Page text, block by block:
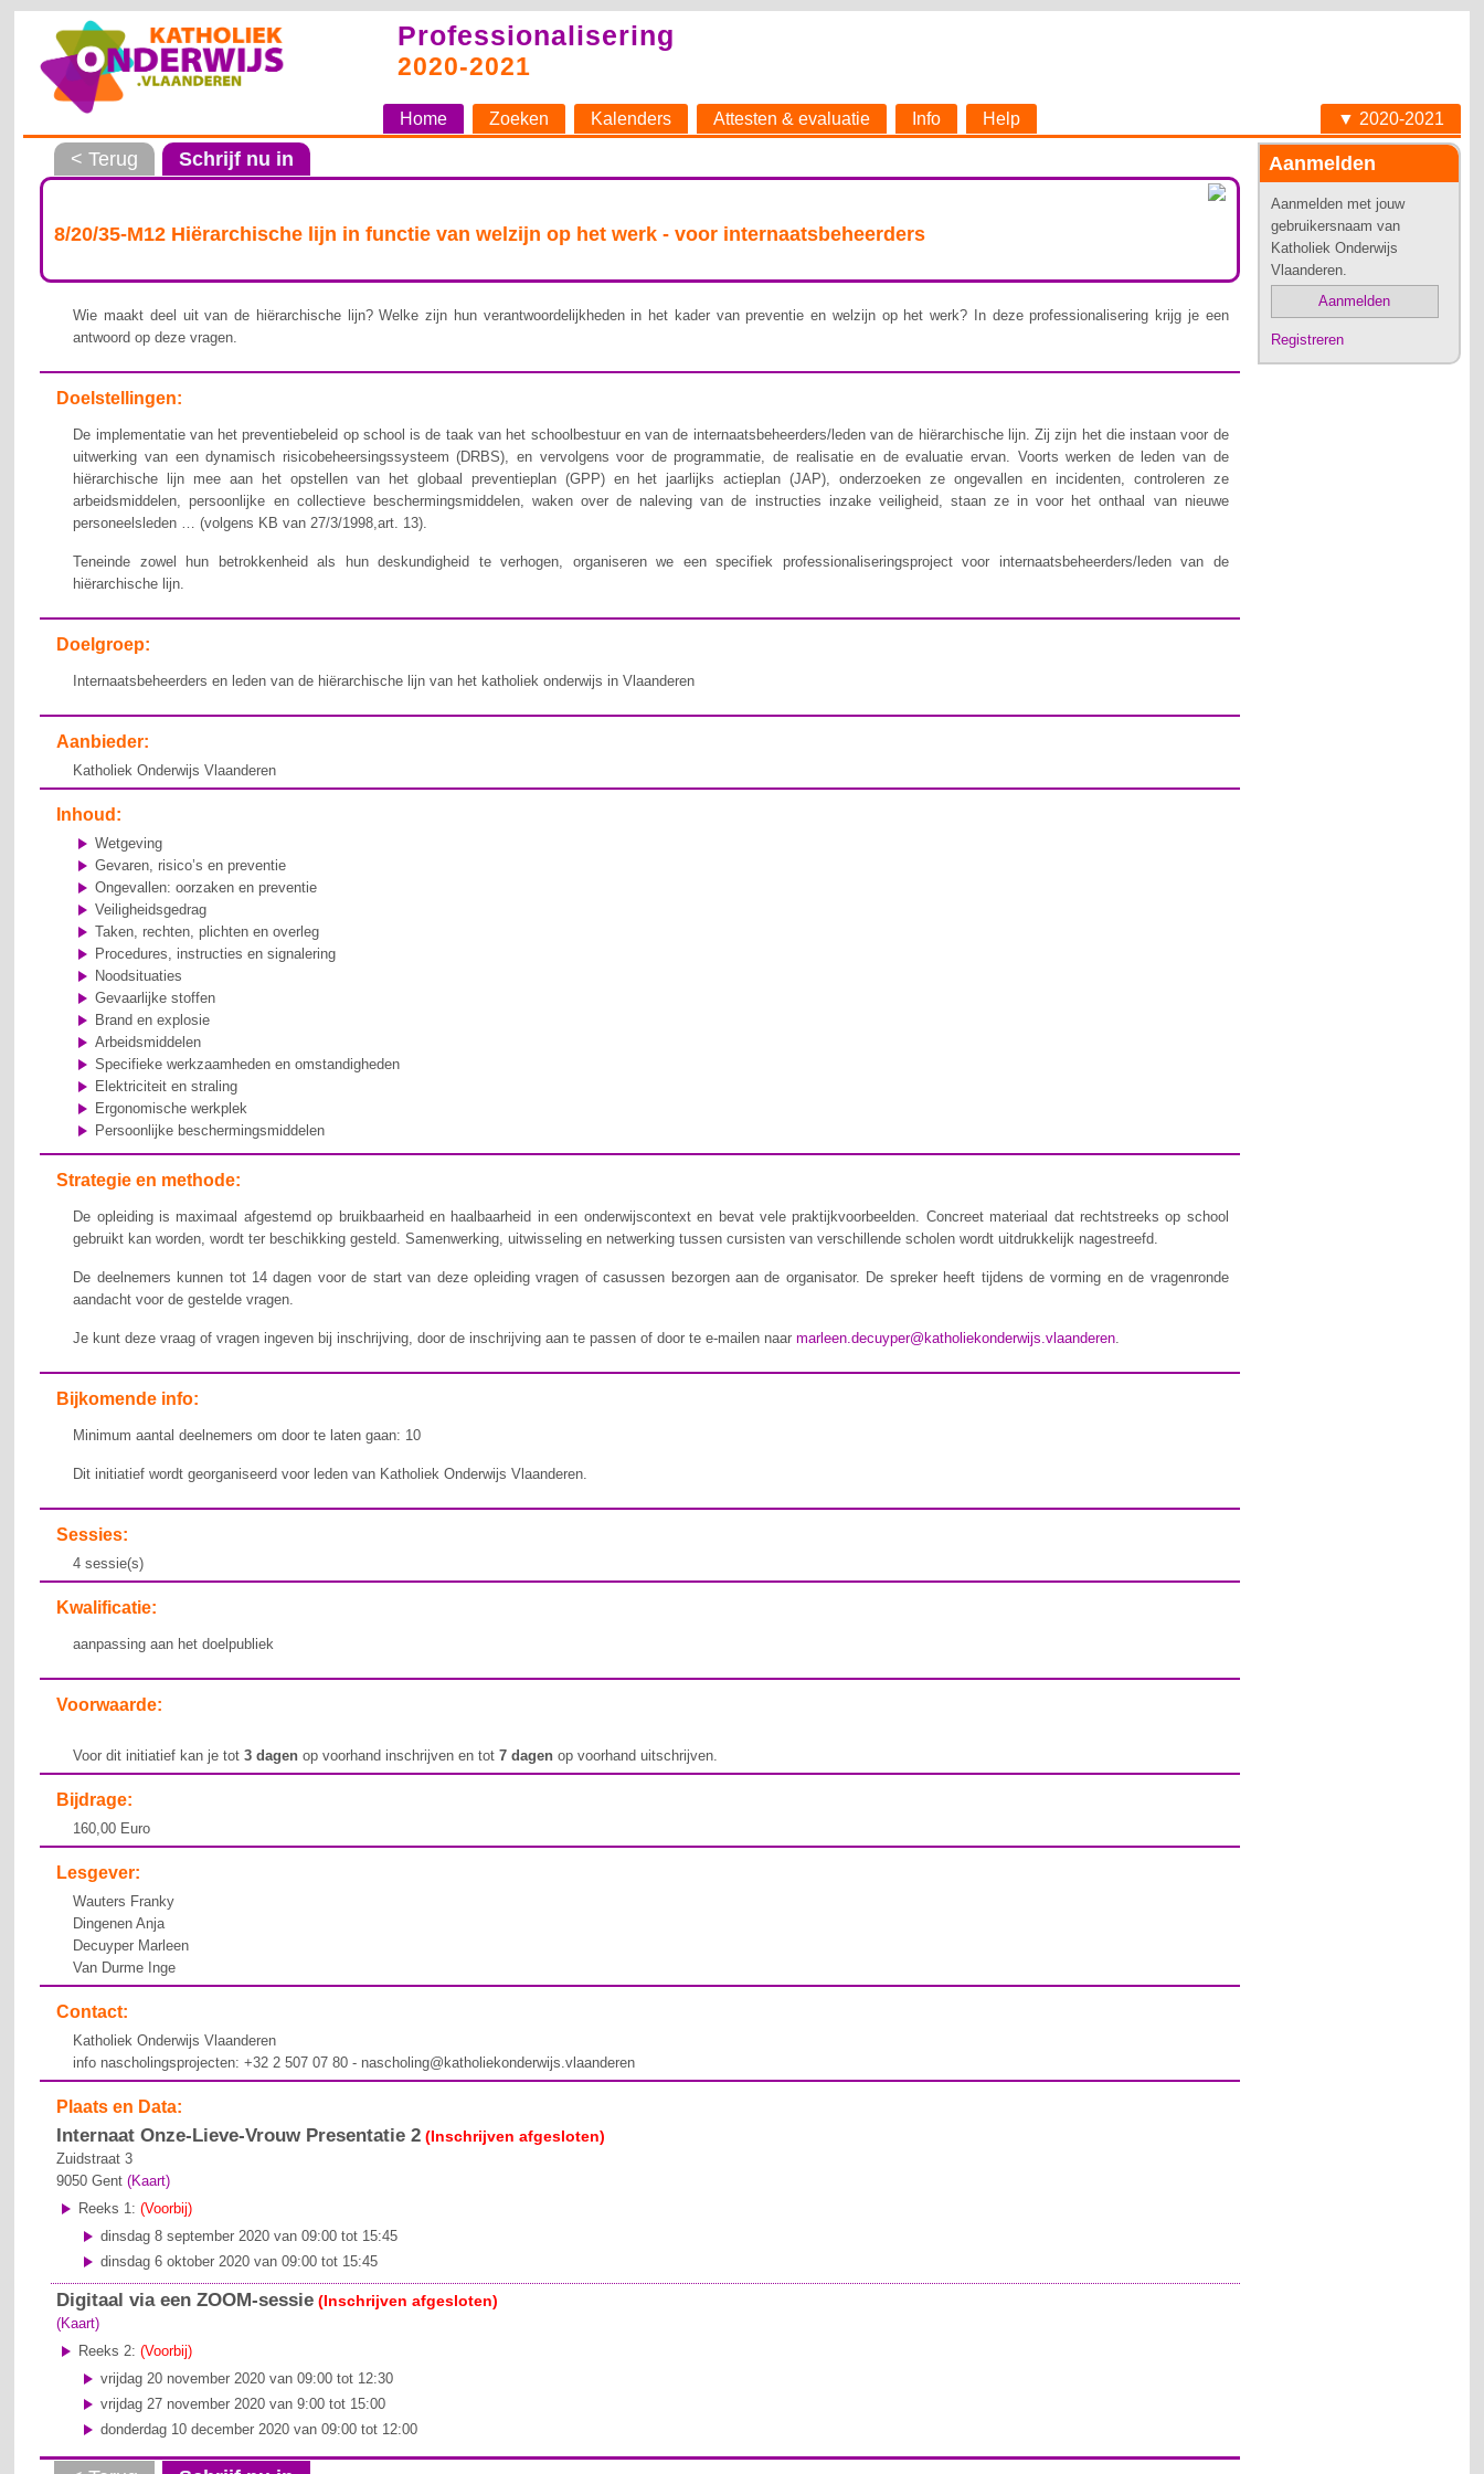
Professionalisering
2020-2021
Home Zoeken Kalenders Attesten & evaluatie Info Help ▼ 2020-2021
Aanmelden
Aanmelden met jouw
gebruikersnaam van
Katholiek Onderwijs
Vlaanderen.
Aanmelden
Registreren
< Terug Schrijf nu in
8/20/35-M12 Hiërarchische lijn in functie van welzijn op het werk - voor internaatsbeheerders
Wie maakt deel uit van de hiërarchische lijn? Welke zijn hun verantwoordelijkheden in het kader van preventie en welzijn op het werk? In deze professionalisering krijg je een
antwoord op deze vragen.
Doelstellingen:
De implementatie van het preventiebeleid op school is de taak van het schoolbestuur en van de internaatsbeheerders/leden van de hiërarchische lijn. Zij zijn het die instaan voor de
uitwerking van een dynamisch risicobeheersingssysteem (DRBS), en vervolgens voor de programmatie, de realisatie en de evaluatie ervan. Voorts werken de leden van de
hiërarchische lijn mee aan het opstellen van het globaal preventieplan (GPP) en het jaarlijks actieplan (JAP), onderzoeken ze ongevallen en incidenten, controleren ze
arbeidsmiddelen, persoonlijke en collectieve beschermingsmiddelen, waken over de naleving van de instructies inzake veiligheid, staan ze in voor het onthaal van nieuwe
personeelsleden … (volgens KB van 27/3/1998,art. 13).
Teneinde zowel hun betrokkenheid als hun deskundigheid te verhogen, organiseren we een specifiek professionaliseringsproject voor internaatsbeheerders/leden van de
hiërarchische lijn.
Doelgroep:
Internaatsbeheerders en leden van de hiërarchische lijn van het katholiek onderwijs in Vlaanderen
Aanbieder:
Katholiek Onderwijs Vlaanderen
Inhoud:
Wetgeving
Gevaren, risico’s en preventie
Ongevallen: oorzaken en preventie
Veiligheidsgedrag
Taken, rechten, plichten en overleg
Procedures, instructies en signalering
Noodsituaties
Gevaarlijke stoffen
Brand en explosie
Arbeidsmiddelen
Specifieke werkzaamheden en omstandigheden
Elektriciteit en straling
Ergonomische werkplek
Persoonlijke beschermingsmiddelen
Strategie en methode:
De opleiding is maximaal afgestemd op bruikbaarheid en haalbaarheid in een onderwijscontext en bevat vele praktijkvoorbeelden. Concreet materiaal dat rechtstreeks op school
gebruikt kan worden, wordt ter beschikking gesteld. Samenwerking, uitwisseling en netwerking tussen cursisten van verschillende scholen wordt uitdrukkelijk nagestreefd.
De deelnemers kunnen tot 14 dagen voor de start van deze opleiding vragen of casussen bezorgen aan de organisator. De spreker heeft tijdens de vorming en de vragenronde
aandacht voor de gestelde vragen.
Je kunt deze vraag of vragen ingeven bij inschrijving, door de inschrijving aan te passen of door te e-mailen naarmarleen.decuyper@katholiekonderwijs.vlaanderen.
Bijkomende info:
Minimum aantal deelnemers om door te laten gaan: 10
Dit initiatief wordt georganiseerd voor leden van Katholiek Onderwijs Vlaanderen.
Sessies:
4 sessie(s)
Kwalificatie:
aanpassing aan het doelpubliek
Voorwaarde:
Voor dit initiatief kan je tot3 dagen op voorhand inschrijven en tot7 dagenop voorhand uitschrijven.
Bijdrage:
160,00 Euro
Lesgever:
Wauters Franky
Dingenen Anja
Decuyper Marleen
Van Durme Inge
Contact:
Katholiek Onderwijs Vlaanderen
info nascholingsprojecten: +32 2 507 07 80 - nascholing@katholiekonderwijs.vlaanderen
Plaats en Data:
Internaat Onze-Lieve-Vrouw Presentatie 2 (Inschrijven afgesloten)
Zuidstraat 3
9050 Gent (Kaart)
Reeks 1:(Voorbij)
dinsdag 8 september 2020 van 09:00 tot 15:45
dinsdag 6 oktober 2020 van 09:00 tot 15:45
Digitaal via een ZOOM-sessie (Inschrijven afgesloten)
(Kaart)
Reeks 2:(Voorbij)
vrijdag 20 november 2020 van 09:00 tot 12:30
vrijdag 27 november 2020 van 9:00 tot 15:00
donderdag 10 december 2020 van 09:00 tot 12:00